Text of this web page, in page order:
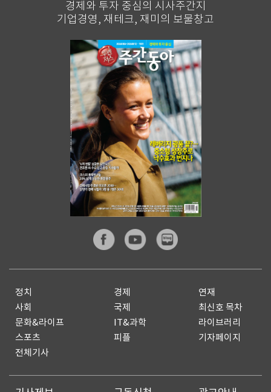
경제와 투자 중심의 시사주간지
기업경영, 재테크, 재미의 보물창고
정치 경제
연재
사회
국제
최신호 목차
문화&라이프
IT&과학
라이브러리
스포츠
피플
기자페이지
전체기사